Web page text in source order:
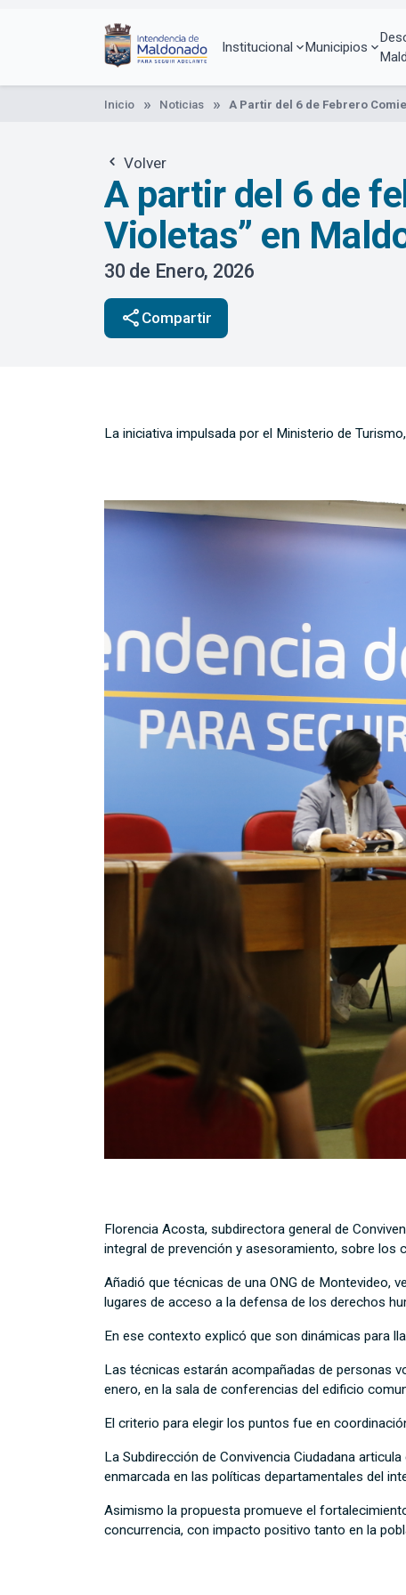
Institucional Municipios
Inicio Noticias A Partir del 6 de Febrero
Volver
A partir del 6 de
Violetas” en
30 de Enero, 2026
share Compartir
La iniciativa impulsada por el Ministerio de
Florencia Acosta, subdirectora general de
integral de prevención y asesoramiento, sobre los
Añadió que técnicas de una ONG de Montevideo,
lugares de acceso a la defensa de los derechos
En ese contexto explicó que son dinámicas para
Las técnicas estarán acompañadas de personas
enero, en la sala de conferencias del edificio
El criterio para elegir los puntos fue en
La Subdirección de Convivencia Ciudadana
enmarcada en las políticas departamentales del
Asimismo la propuesta promueve el
concurrencia, con impacto positivo tanto en la